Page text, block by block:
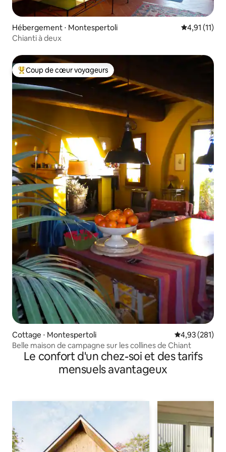
Hébergement ⋅ Montespertoli Évaluation
4,91 (11)
Chianti à deux
Coups de cœur voyageurs les plus appréciés
Coup de cœur voyageurs
Cottage ⋅ Montespertoli Évaluation
4,93 (281)
Belle maison de campagne sur les collines de Chiant
Le confort d'un chez-soi et des tarifs
mensuels avantageux